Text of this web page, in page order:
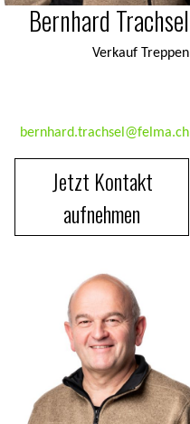
Bernhard Trachsel
Verkauf Treppen
bernhard.trachsel@felma.ch
Jetzt Kontakt
aufnehmen